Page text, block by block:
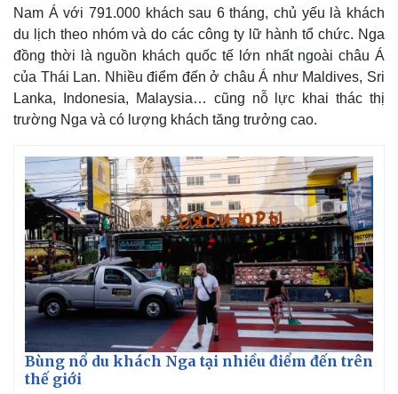
Nam Á với 791.000 khách sau 6 tháng, chủ yếu là khách
du lịch theo nhóm và do các công ty lữ hành tổ chức. Nga
đồng thời là nguồn khách quốc tế lớn nhất ngoài châu Á
của Thái Lan. Nhiều điểm đến ở châu Á như Maldives, Sri
Lanka, Indonesia, Malaysia… cũng nỗ lực khai thác thị
trường Nga và có lượng khách tăng trưởng cao.
Bùng nổ du khách Nga tại nhiều điểm đến trên
thế giới